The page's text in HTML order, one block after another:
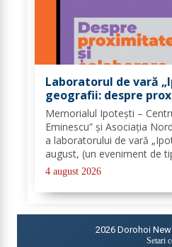
Laboratorul de vară
geografii: despre
în sectorul cultural
Memorialul Ipotești –
Eminescu” și Asociația
a laboratorului de vară
august, (un eveniment de
de profesioniști din
Republica Moldova, Ucraina
4 august 2026
2026 Dorohoi
Setari